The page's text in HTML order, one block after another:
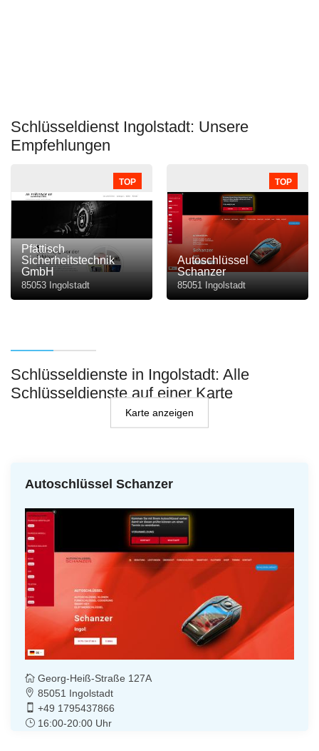
Schlüsseldienst Ingolstadt: Unsere
Empfehlungen
TOP
Pfättisch
Sicherheitstechnik
GmbH
85053 Ingolstadt
TOP
Autoschlüssel
Schanzer
85051 Ingolstadt
Schlüsseldienste in Ingolstadt: Alle
Schlüsseldienste auf einer Karte
Karte anzeigen
Autoschlüssel Schanzer
Georg-Heiß-Straße 127A
85051 Ingolstadt
+49 1795437866
16:00-20:00 Uhr